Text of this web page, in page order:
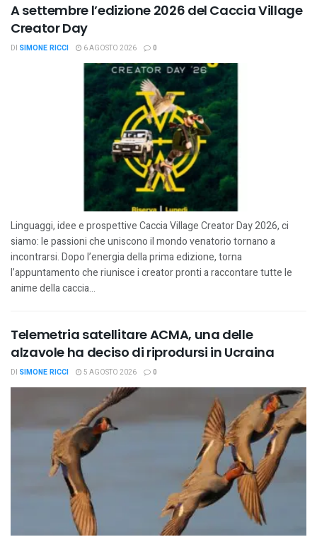
A settembre l’edizione 2026 del Caccia Village
Creator Day
DI SIMONE RICCI 6 AGOSTO 2026 0
Linguaggi, idee e prospettive Caccia Village Creator Day 2026, ci
siamo: le passioni che uniscono il mondo venatorio tornano a
incontrarsi. Dopo l’energia della prima edizione, torna
l’appuntamento che riunisce i creator pronti a raccontare tutte le
anime della caccia...
Telemetria satellitare ACMA, una delle
alzavole ha deciso di riprodursi in Ucraina
DI SIMONE RICCI 5 AGOSTO 2026 0